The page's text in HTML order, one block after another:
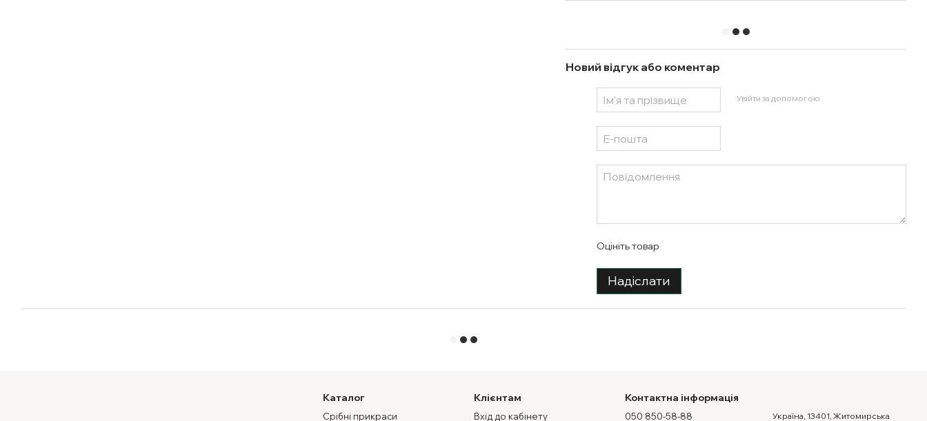
Новий відгук або коментар
Увійти за допомогою
Оцініть товар
Надіслати
Каталог
Срібні прикраси
Клієнтам
Вхід до кабінету
Контактна інформація
050 850-58-88 Україна, 13401, Житомирська